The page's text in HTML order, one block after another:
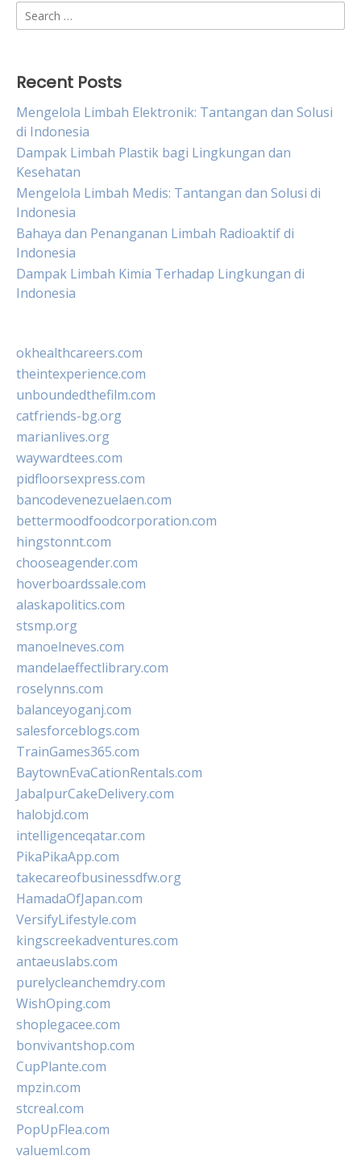
Search
for:
Recent Posts
Mengelola Limbah Elektronik: Tantangan dan Solusi
di Indonesia
Dampak Limbah Plastik bagi Lingkungan dan
Kesehatan
Mengelola Limbah Medis: Tantangan dan Solusi di
Indonesia
Bahaya dan Penanganan Limbah Radioaktif di
Indonesia
Dampak Limbah Kimia Terhadap Lingkungan di
Indonesia
okhealthcareers.com
theintexperience.com
unboundedthefilm.com
catfriends-bg.org
marianlives.org
waywardtees.com
pidfloorsexpress.com
bancodevenezuelaen.com
bettermoodfoodcorporation.com
hingstonnt.com
chooseagender.com
hoverboardssale.com
alaskapolitics.com
stsmp.org
manoelneves.com
mandelaeffectlibrary.com
roselynns.com
balanceyoganj.com
salesforceblogs.com
TrainGames365.com
BaytownEvaCationRentals.com
JabalpurCakeDelivery.com
halobjd.com
intelligenceqatar.com
PikaPikaApp.com
takecareofbusinessdfw.org
HamadaOfJapan.com
VersifyLifestyle.com
kingscreekadventures.com
antaeuslabs.com
purelycleanchemdry.com
WishOping.com
shoplegacee.com
bonvivantshop.com
CupPlante.com
mpzin.com
stcreal.com
PopUpFlea.com
valueml.com